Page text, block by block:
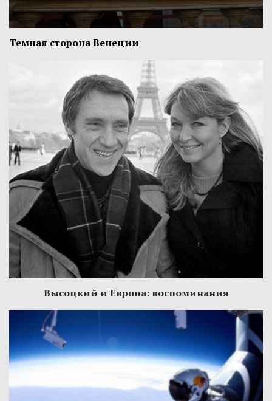
Темная сторона Венеции
Высоцкий и Европа: воспоминания